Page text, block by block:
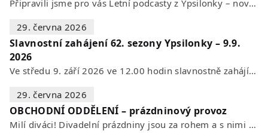
Připravili jsme pro vás Letní podcasty z Ypsilonky – novou sérii rozhovorů s…
29. června 2026
Slavnostní zahájení 62. sezony Ypsilonky – 9.9.
2026
Ve středu 9. září 2026 ve 12.00 hodin slavnostně zahájíme novou divadelní…
29. června 2026
OBCHODNÍ ODDĚLENÍ – prázdninový provoz
Milí diváci! Divadelní prázdniny jsou za rohem a s nimi se mění i otevírací…